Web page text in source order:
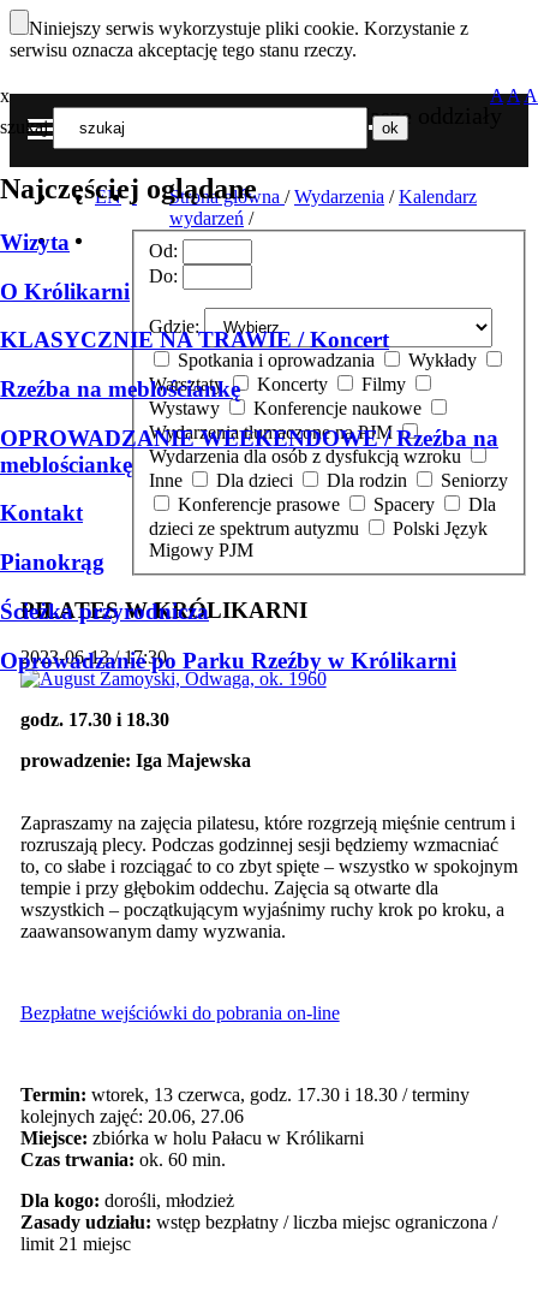
Niniejszy serwis wykorzystuje pliki cookie. Korzystanie z
serwisu oznacza akceptację tego stanu rzeczy.
Nasze oddziały
MENU
x
szukaj
Najczęściej oglądane
Wizyta
O Królikarni
KLASYCZNIE NA TRAWIE / Koncert
Rzeźba na meblościankę
OPROWADZANIE WEEKENDOWE / Rzeźba na
meblościankę
Kontakt
Pianokrąg
Ścieżka przyrodnicza
Oprowadzanie po Parku Rzeźby w Królikarni
AAA
EN Strona główna / Wydarzenia /Kalendarz
wydarzeń /
Od:
Do:
Gdzie:
Spotkania i oprowadzania
Wykłady
Warsztaty
Koncerty
Filmy
Wystawy
Konferencje naukowe
Wydarzenia tłumaczone na PJM
Wydarzenia dla osób z dysfukcją wzroku
Inne
Dla dzieci Dla rodzin
Seniorzy
Konferencje prasowe
Spacery
dzieci ze spektrum autyzmu
Migowy PJM
PILATES W KRÓLIKARNI
2023-06-13 / 17:30
godz. 17.30 i 18.30
prowadzenie: Iga Majewska
Zapraszamy na zajęcia pilatesu, które rozgrzeją mięśnie centrum i
rozruszają plecy. Podczas godzinnej sesji będziemy wzmacniać
to, co słabe i rozciągać to co zbyt spięte – wszystko w spokojnym
tempie i przy głębokim oddechu. Zajęcia są otwarte dla
wszystkich – początkującym wyjaśnimy ruchy krok po kroku, a
zaawansowanym damy wyzwania.
Bezpłatne wejściówki do pobrania on-line
Termin: wtorek, 13 czerwca, godz. 17.30 i 18.30 / terminy
kolejnych zajęć: 20.06, 27.06
Miejsce: zbiórka w holu Pałacu w Królikarni
Czas trwania: ok. 60 min.
Dla kogo: dorośli, młodzież
Zasady udziału: wstęp bezpłatny / liczba miejsc ograniczona /
limit 21 miejsc